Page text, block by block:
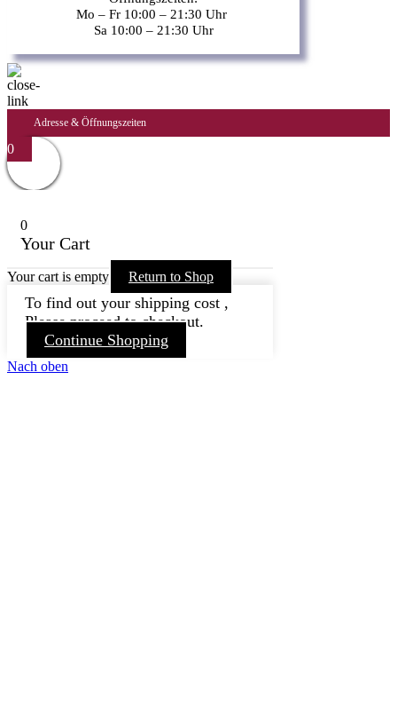
Mo – Fr 10:00 – 21:30 Uhr
Sa 10:00 – 21:30 Uhr
Adresse & Öffnungszeiten
0
0
Your Cart
Your cart is empty Return to Shop
To find out your shipping cost ,
Please proceed to checkout.
Continue Shopping
Nach oben